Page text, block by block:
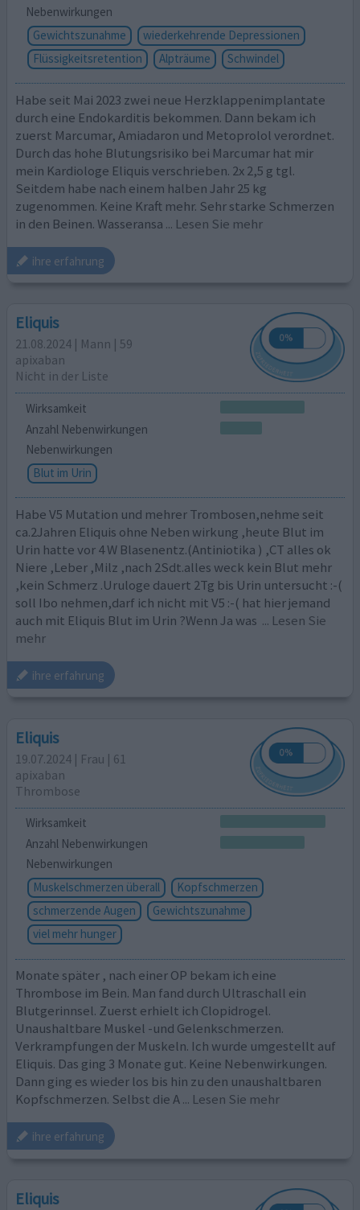
Nebenwirkungen
Gewichtszunahme
wiederkehrende Depressionen
Flüssigkeitsretention
Alpträume Schwindel
Habe seit Mai 2023 zwei neue Herzklappenimplantate
durch eine Endokarditis bekommen. Dann bekam ich
zuerst Marcumar, Amiadaron und Metoprolol verordnet.
Durch das hohe Blutungsrisiko bei Marcumar hat mir
mein Kardiologe Eliquis verschrieben. 2x 2,5 g tgl.
Seitdem habe nach einem halben Jahr 25 kg
zugenommen. Keine Kraft mehr. Sehr starke Schmerzen
in den Beinen. Wasseransa ... Lesen Sie mehr
ihre erfahrung
Eliquis
21.08.2024 | Mann | 59
apixaban
Nicht in der Liste
Wirksamkeit
Anzahl Nebenwirkungen
Nebenwirkungen
Blut im Urin
Habe V5 Mutation und mehrer Trombosen,nehme seit
ca.2Jahren Eliquis ohne Neben wirkung ,heute Blut im
Urin hatte vor 4 W Blasenentz.(Antiniotika ) ,CT alles ok
Niere ,Leber ,Milz ,nach 2Sdt.alles weck kein Blut mehr
,kein Schmerz .Uruloge dauert 2Tg bis Urin untersucht :-(
soll Ibo nehmen,darf ich nicht mit V5 :-( hat hier jemand
auch mit Eliquis Blut im Urin ?Wenn Ja was ... Lesen Sie
mehr
ihre erfahrung
Eliquis
19.07.2024 | Frau | 61
apixaban
Thrombose
Wirksamkeit
Anzahl Nebenwirkungen
Nebenwirkungen
Muskelschmerzen überall
Kopfschmerzen
schmerzende Augen
Gewichtszunahme
viel mehr hunger
Monate später , nach einer OP bekam ich eine
Thrombose im Bein. Man fand durch Ultraschall ein
Blutgerinnsel. Zuerst erhielt ich Clopidrogel.
Unaushaltbare Muskel -und Gelenkschmerzen.
Verkrampfungen der Muskeln. Ich wurde umgestellt auf
Eliquis. Das ging 3 Monate gut. Keine Nebenwirkungen.
Dann ging es wieder los bis hin zu den unaushaltbaren
Kopfschmerzen. Selbst die A... Lesen Sie mehr
ihre erfahrung
Eliquis